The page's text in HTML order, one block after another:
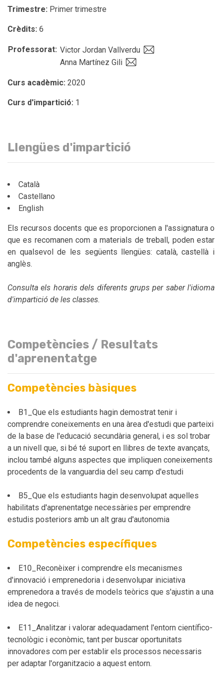
Trimestre: Primer trimestre
Crèdits: 6
Professorat: Victor Jordan Vallverdu
Anna Martínez Gili
Curs acadèmic: 2020
Curs d'impartició: 1
Llengües d'impartició
Català
Castellano
English
Els recursos docents que es proporcionen a l'assignatura o
que es recomanen com a materials de treball, poden estar
en qualsevol de les següents llengües: català, castellà i
anglès.
Consulta els horaris dels diferents grups per saber l'idioma
d'impartició de les classes.
Competències / Resultats
d'aprenentatge
Competències bàsiques
B1_Que els estudiants hagin demostrat tenir i
comprendre coneixements en una àrea d'estudi que parteixi
de la base de l'educació secundària general, i es sol trobar
a un nivell que, si bé té suport en llibres de texte avançats,
inclou també alguns aspectes que impliquen coneixements
procedents de la vanguardia del seu camp d'estudi
B5_Que els estudiants hagin desenvolupat aquelles
habilitats d'aprenentatge necessàries per emprendre
estudis posteriors amb un alt grau d'autonomia
Competències específiques
E10_Reconèixer i comprendre els mecanismes
d'innovació i emprenedoria i desenvolupar iniciativa
emprenedora a través de models teòrics que s'ajustin a una
idea de negoci.
E11_Analitzar i valorar adequadament l'entorn científico-
tecnològic i econòmic, tant per buscar oportunitats
innovadores com per establir els processos necessaris
per adaptar l'organitzacio a aquest entorn.